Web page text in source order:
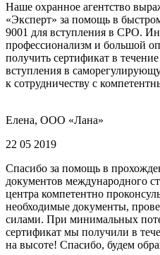
Наше охранное агентство
«Эксперт» за помощь в
9001 для вступления в СРО.
профессионализм и большой
получить сертификат в
вступления в
к сотрудничеству с
Елена, ООО «Лана»
22 05 2019
Спасибо за помощь в
документов международного
центра компетентно
необходимые документы,
силами. При минимальных
сертификат мы получили в
на высоте! Спасибо, будем